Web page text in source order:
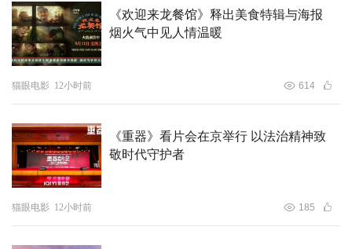
《欢迎来龙餐馆》释出美食特辑与海报
烟火气中见人情温暖
猫眼电影 12小时前 614
《重器》看片会在京举行 以法治精神致
敬时代守护者
猫眼电影 12小时前 185